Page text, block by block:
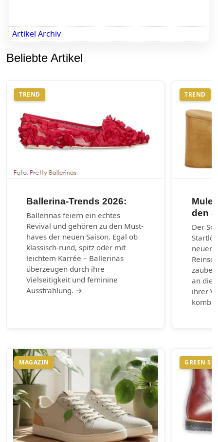
Artikel Archiv
Beliebte Artikel
TREND
Ballerina-Trends 2026:
Ballerinas feiern ein echtes
Revival und gehören zu den Must-
haves der neuen Saison. Egal ob
klassisch-rund, spitz oder mit
leichtem Karrée – Ballerinas
überzeugen durch ihre
Vielseitigkeit und feminine
Ausstrahlung. →
TREND
den
Der
neuen
an die
ihrer
MAGAZIN GREEN